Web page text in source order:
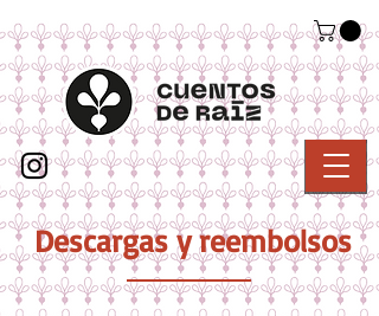
Descargas y reembolsos